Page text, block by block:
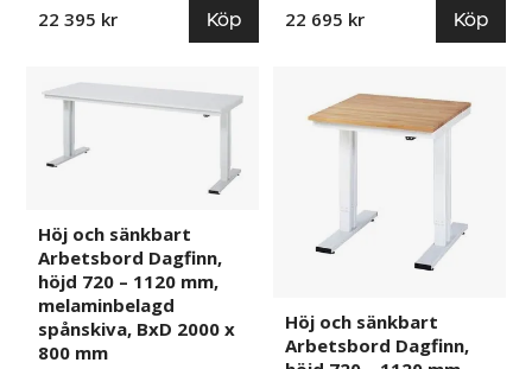
22 395 kr Köp 22 695 kr Köp
och
Arbetsbord
720
1120
mm,
melaminbelagd
453747
Höj och sänkbart
Arbetsbord Dagfinn,
höjd 720 – 1120 mm,
melaminbelagd
spånskiva, BxD 2000 x
800 mm
sänkbart
Arbetsbord
mm,
skiva
Höj och sänkbart
Arbetsbord Dagfinn,